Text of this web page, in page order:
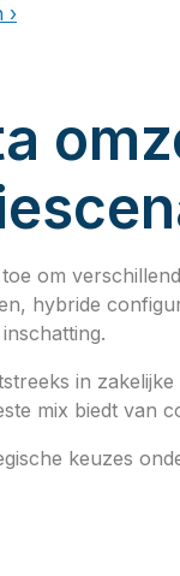
›
om
hybride
in
mix biedt van
keuzes